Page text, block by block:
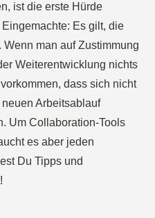
ist die erste Hürde
Es gilt, die
man auf Zustimmung
Weiterentwicklung nichts
dass sich nicht
Arbeitsablauf
Um Collaboration-Tools
es aber jeden
Du Tipps und